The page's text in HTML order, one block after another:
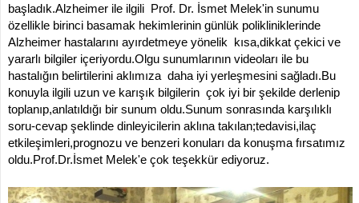
başladık.Alzheimer ile ilgili Prof. Dr. İsmet Melek'in sunumu
özellikle birinci basamak hekimlerinin günlük polikliniklerinde
Alzheimer hastalarını ayırdetmeye yönelik kısa,dikkat çekici ve
yararlı bilgiler içeriyordu.Olgu sunumlarının videoları ile bu
hastalığın belirtilerini aklımıza daha iyi yerleşmesini sağladı.Bu
konuyla ilgili uzun ve karışık bilgilerin çok iyi bir şekilde derlenip
toplanıp,anlatıldığı bir sunum oldu.Sunum sonrasında karşılıklı
soru-cevap şeklinde dinleyicilerin aklına takılan;tedavisi,ilaç
etkileşimleri,prognozu ve benzeri konuları da konuşma fırsatımız
oldu.Prof.Dr.İsmet Melek'e çok teşekkür ediyoruz.